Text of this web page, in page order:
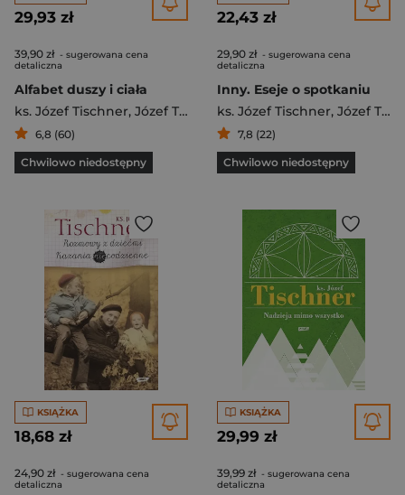
29,93 zł
39,90 zł - sugerowana cena
detaliczna
Alfabet duszy i ciała
ks. Józef Tischner, Józef Tischner
6,8 (60)
Chwilowo niedostępny
22,43 zł
29,90 zł - sugerowana cena
detaliczna
Inny. Eseje o spotkaniu
ks. Józef Tischner, Józef Tischner
7,8 (22)
Chwilowo niedostępny
KSIĄŻKA
18,68 zł
24,90 zł - sugerowana cena
detaliczna
KSIĄŻKA
29,99 zł
39,99 zł - sugerowana cena
detaliczna